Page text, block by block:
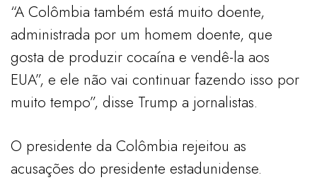
“A Colômbia também está muito doente,
administrada por um homem doente, que
gosta de produzir cocaína e vendê-la aos
EUA”, e ele não vai continuar fazendo isso por
muito tempo”, disse Trump a jornalistas.
O presidente da Colômbia rejeitou as
acusações do presidente estadunidense.